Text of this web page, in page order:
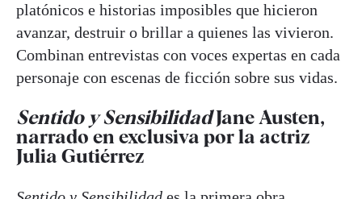
platónicos e historias imposibles que hicieron
avanzar, destruir o brillar a quienes las vivieron.
Combinan entrevistas con voces expertas en cada
personaje con escenas de ficción sobre sus vidas.
Sentido y SensibilidadJane Austen,
narrado en exclusiva por la actriz
Julia Gutiérrez